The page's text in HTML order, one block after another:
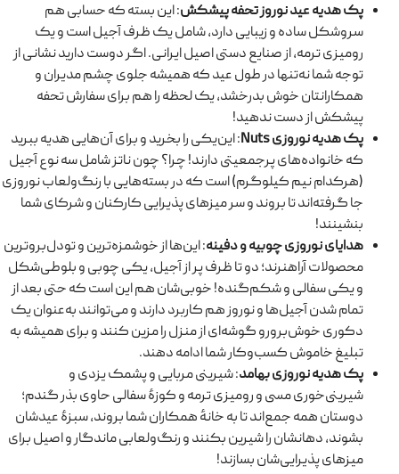
پک هدیه عید نوروز تحفه پیشکش: این بسته که حسابی هم
سروشکل ساده و زیبایی دارد، شامل یک ظرف آجیل است و یک
رومیزی ترمه، از صنایع دستی اصیل ایرانی. اگر دوست دارید نشانی از
توجه شما نه‌تنها در طول عید که همیشه جلوی چشم مدیران و
همکارانتان خوش بدرخشد، یک لحظه را هم برای سفارش تحفه
پیشکش از دست ندهید!
پک هدیه نوروزی Nuts
: این‌یکی را بخرید و برای آن‌هایی هدیه ببرید
که خانواده‌های پرجمعیتی دارند! چرا؟ چون ناتز شامل سه نوع آجیل
(هرکدام نیم کیلوگرم) است که در بسته‌هایی با رنگ‌ولعاب نوروزی
جا گرفته‌اند تا بروند و سر میزهای پذیرایی کارکنان و شرکای شما
بنشینند!
هدایای نوروزی چوبیه و دفینه: این‌ها از خوشمزه‌ترین و تودل‌بروترین
محصولات آراهنرند؛ دو تا ظرف پر از آجیل، یکی چوبی و بلوطی‌شکل
و یکی سفالی و شکم‌گنده! خوبی‌شان هم این است که حتی بعد از
تمام شدن آجیل‌ها و نوروز هم کاربرد دارند و می‌توانند به‌عنوان یک
دکوری خوش‌برورو گوشه‌ای از منزل را مزین کنند و برای همیشه به
تبلیغ خاموش کسب‌وکار شما ادامه دهند.
پک هدیه نوروزی بهامد: شیرینی مربایی و پشمک یزدی و
شیرینی‌خوری مسی و رومیزی ترمه و کوزهٔ سفالی حاوی بذر گندم؛
دوستان همه جمع‌اند تا به خانهٔ همکاران شما بروند، سبزهٔ عیدشان
بشوند، دهانشان را شیرین بکنند و رنگ‌ولعابی ماندگار و اصیل برای
میزهای پذیرایی‌شان بسازند!